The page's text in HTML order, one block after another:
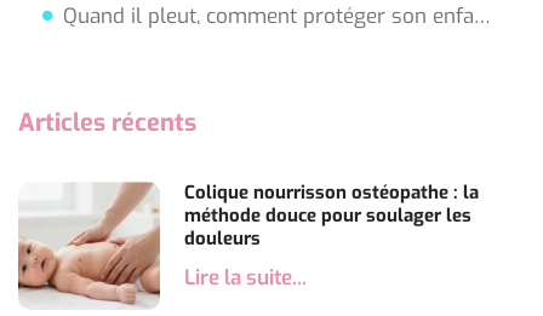
Quand il pleut, comment protéger son enfant ?
Articles récents
Colique nourrisson ostéopathe : la
méthode douce pour soulager les
douleurs
Lire la suite...